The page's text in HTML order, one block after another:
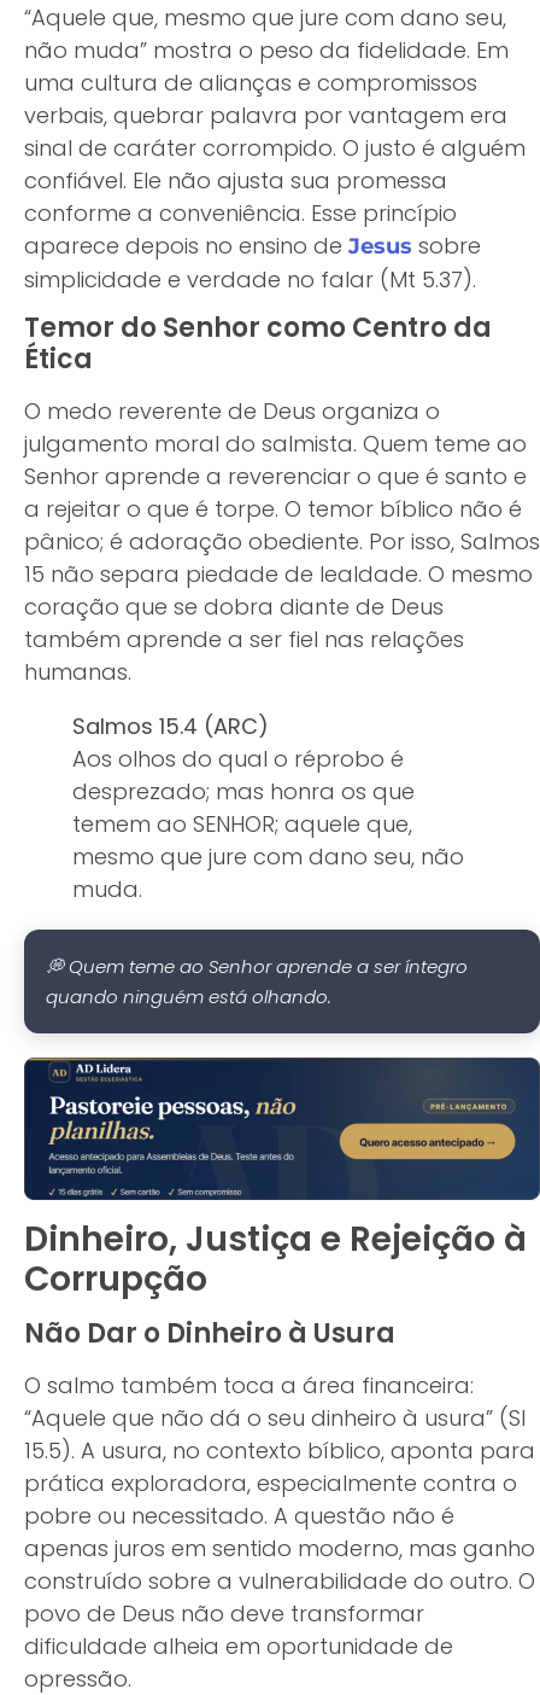
“Aquele que, mesmo que jure com dano seu,
não muda” mostra o peso da fidelidade. Em
uma cultura de alianças e compromissos
verbais, quebrar palavra por vantagem era
sinal de caráter corrompido. O justo é alguém
confiável. Ele não ajusta sua promessa
conforme a conveniência. Esse princípio
aparece depois no ensino de Jesus sobre
simplicidade e verdade no falar (Mt 5.37).
Temor do Senhor como Centro da
Ética
O medo reverente de Deus organiza o
julgamento moral do salmista. Quem teme ao
Senhor aprende a reverenciar o que é santo e
a rejeitar o que é torpe. O temor bíblico não é
pânico; é adoração obediente. Por isso, Salmos
15 não separa piedade de lealdade. O mesmo
coração que se dobra diante de Deus
também aprende a ser fiel nas relações
humanas.
Salmos 15.4 (ARC)
Aos olhos do qual o réprobo é
desprezado; mas honra os que
temem ao SENHOR; aquele que,
mesmo que jure com dano seu, não
muda.
💭 Quem teme ao Senhor aprende a ser íntegro
quando ninguém está olhando.
Dinheiro, Justiça e Rejeição à
Corrupção
Não Dar o Dinheiro à Usura
O salmo também toca a área financeira:
“Aquele que não dá o seu dinheiro à usura” (Sl
15.5). A usura, no contexto bíblico, aponta para
prática exploradora, especialmente contra o
pobre ou necessitado. A questão não é
apenas juros em sentido moderno, mas ganho
construído sobre a vulnerabilidade do outro. O
povo de Deus não deve transformar
dificuldade alheia em oportunidade de
opressão.